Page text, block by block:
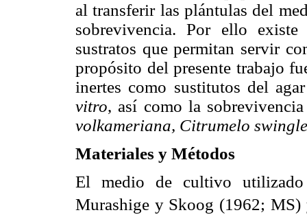
al transferir las plántulas del
sobrevivencia. Por ello
sustratos que permitan servir
propósito del presente trabajo
inertes como sustitutos del
vitro, así como la
volkameriana, Citrumelo
Materiales y Métodos
El medio de cultivo
Murashige y Skoog (1962; MS)